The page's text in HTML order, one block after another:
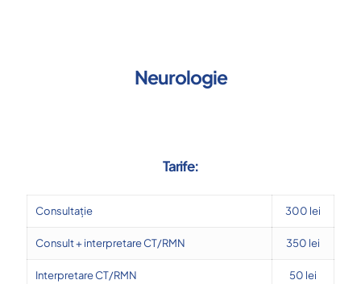
Neurologie
Tarife:
Consultație 300 lei
Consult + interpretare CT/RMN 350 lei
Interpretare CT/RMN 50 lei